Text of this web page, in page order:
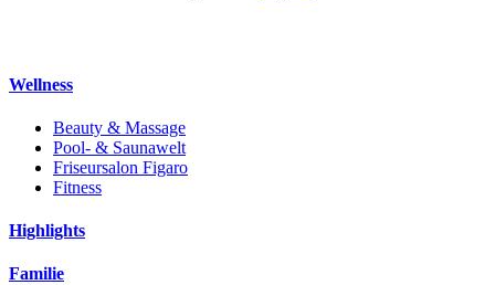
Wellness
Beauty & Massage
Pool- & Saunawelt
Friseursalon Figaro
Fitness
Highlights
Familie